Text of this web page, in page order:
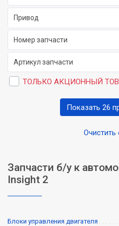
Привод
ТОЛЬКО АКЦИОННЫЙ
Очистить
Показать 26
Запчасти б/у к
Insight 2
Блоки управления двигателя